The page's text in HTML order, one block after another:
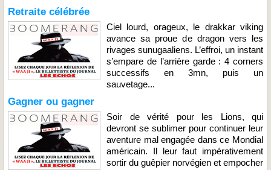
Retraite célébrée
Ciel lourd, orageux, le drakkar viking
avance sa proue de dragon vers les
rivages sunugaaliens. L’effroi, un instant
s’empare de l’arrière garde : 4 corners
successifs en 3mn, puis un
sauvetage...
Gagner ou gagner
Soir de vérité pour les Lions, qui
devront se sublimer pour continuer leur
aventure mal engagée dans ce Mondial
américain. Il leur faut impérativement
sortir du guêpier norvégien et empocher